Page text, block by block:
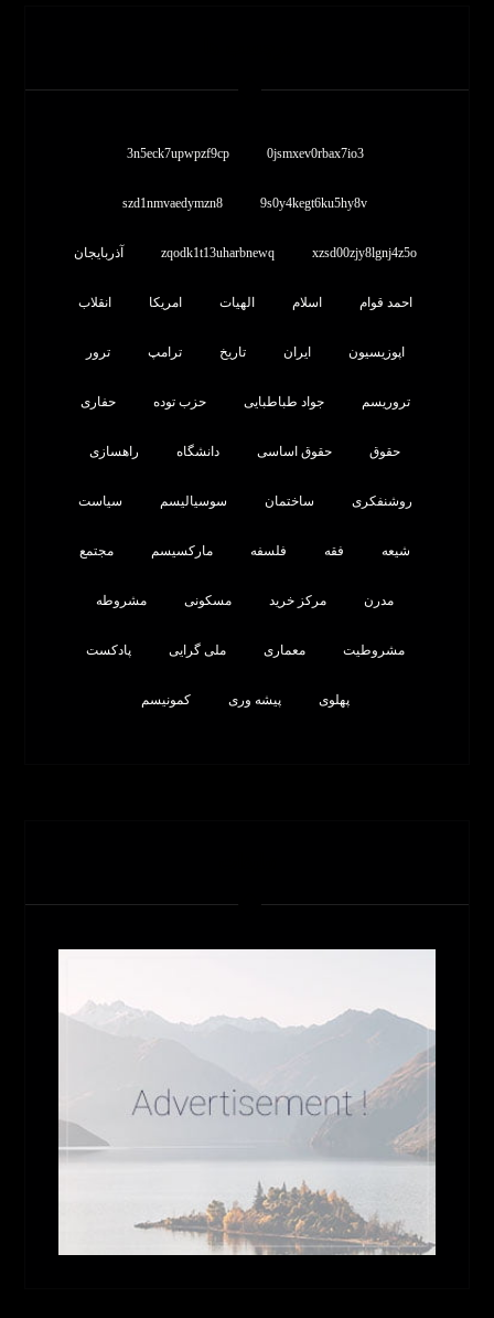
0jsmxev0rbax7io3
3n5eck7upwpzf9cp
9s0y4kegt6ku5hy8v
szd1nmvaedymzn8
xzsd00zjy8lgnj4z5o
zqodk1t13uharbnewq آذربایجان
احمد قوام اسلام الهیات امریکا انقلاب
اپوزیسیون ایران تاریخ ترامپ ترور
تروریسم جواد طباطبایی حزب توده حفاری
حقوق حقوق اساسی دانشگاه راهسازی
روشنفکری ساختمان سوسیالیسم سیاست
شیعه فقه فلسفه مارکسیسم مجتمع
مدرن مرکز خرید مسکونی مشروطه
مشروطیت معماری ملی گرایی پادکست
پهلوی پیشه وری کمونیسم